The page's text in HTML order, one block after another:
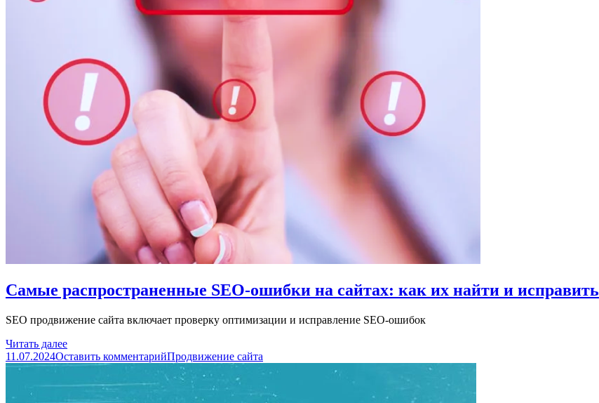
Самые распространенные SEO-ошибки на сайтах: как их найти и исправить
SEO продвижение сайта включает проверку оптимизации и исправление SEO-ошибок
Читать далее
11.07.2024Оставить комментарийПродвижение сайта